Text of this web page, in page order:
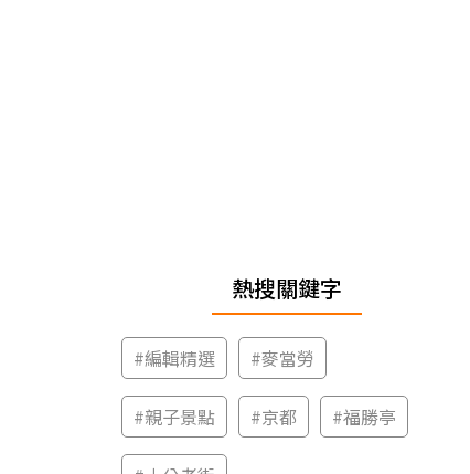
熱搜關鍵字
#編輯精選 #麥當勞
#親子景點 #京都 #福勝亭